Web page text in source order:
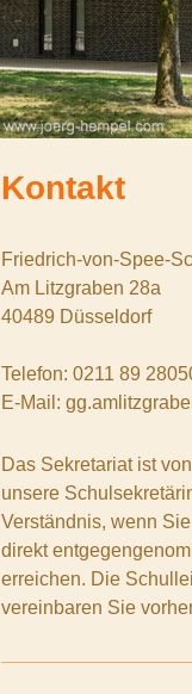
Kontakt
Friedrich-von-Spee-
Am Litzgraben 28a
40489 Düsseldorf
Telefon: 0211 89
E-Mail:
Das Sekretariat ist
unsere
Verständnis, wenn
direkt
erreichen. Die
vereinbaren Sie